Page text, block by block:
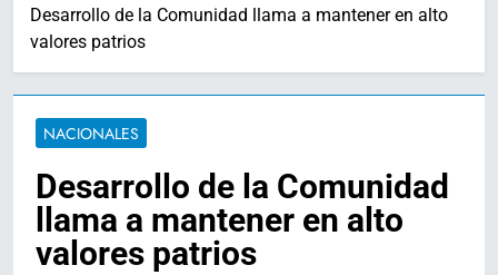
Desarrollo de la Comunidad llama a mantener en alto
valores patrios
NACIONALES
Desarrollo de la Comunidad
llama a mantener en alto
valores patrios